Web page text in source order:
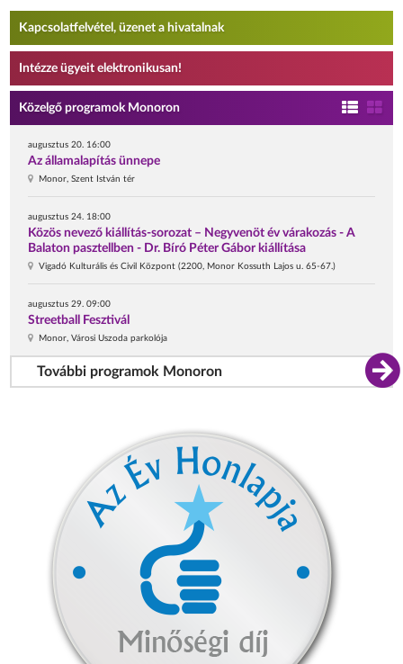
Kapcsolatfelvétel, üzenet a hivatalnak
Intézze ügyeit elektronikusan!
Közelgő programok Monoron
augusztus 20. 16:00
Az államalapítás ünnepe
Monor, Szent István tér
augusztus 24. 18:00
Közös nevező kiállítás-sorozat – Negyvenöt év várakozás - A
Balaton pasztellben - Dr. Bíró Péter Gábor kiállítása
Vigadó Kulturális és Civil Központ (2200, Monor Kossuth Lajos u. 65-67.)
augusztus 29. 09:00
Streetball Fesztivál
Monor, Városi Uszoda parkolója
További programok Monoron